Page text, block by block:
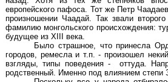
европейского пафоса. Тот же Петр
произношении Чаадай. Так звали
фамилию монгольского происхождения:
будущее из XIII века.
Было страшное, что принесла
городов, ремесла и т.п. - произошел
взгляды, типы поведения - оттуда.
родственный. Именно под влиянием